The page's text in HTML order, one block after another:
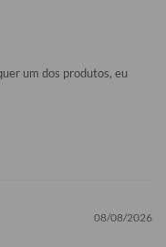
um dos produtos, eu
08/08/2026